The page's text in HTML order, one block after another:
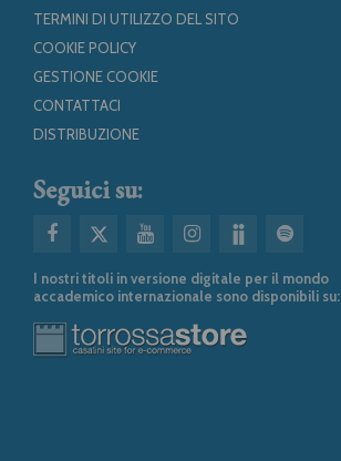
TERMINI DI UTILIZZO DEL SITO
COOKIE POLICY
GESTIONE COOKIE
CONTATTACI
DISTRIBUZIONE
Seguici su:
I nostri titoli in versione digitale per il mondo
accademico internazionale sono disponibili su: